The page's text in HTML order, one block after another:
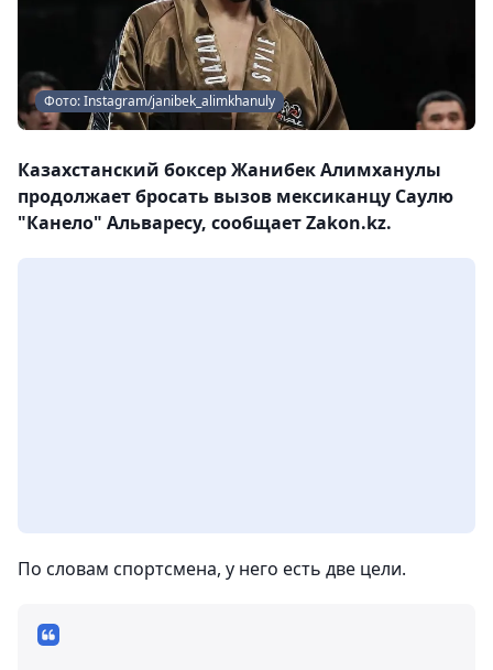
Фото: Instagram/janibek_alimkhanuly
Казахстанский боксер Жанибек Алимханулы
продолжает бросать вызов мексиканцу Саулю
"Канело" Альваресу, сообщает Zakon.kz.
По словам спортсмена, у него есть две цели.